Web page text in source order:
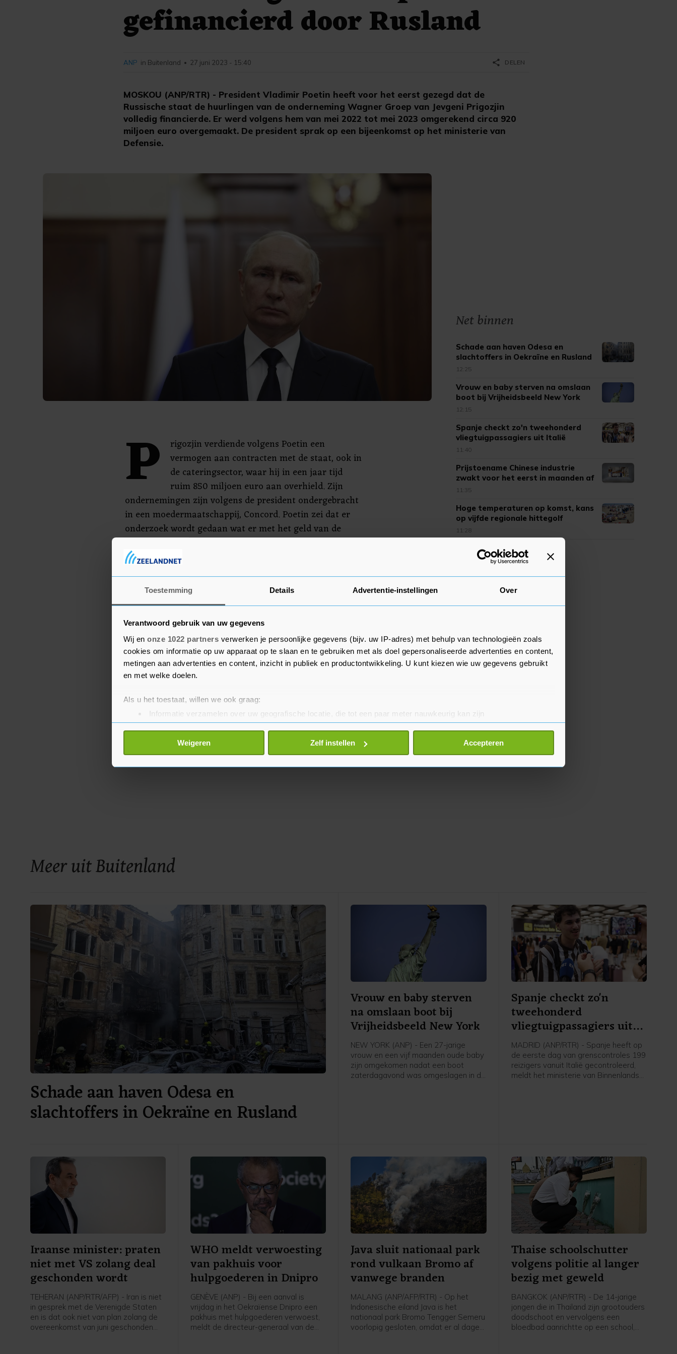
Toestemming Details Advertentie-instellingen Over
Verantwoord gebruik van uw gegevens
Wij en onze 1022 partners verwerken je persoonlijke gegevens (bijv. uw IP-adres) met behulp van technologieën zoals
cookies om informatie op uw apparaat op te slaan en te gebruiken met als doel gepersonaliseerde advertenties en content,
metingen aan advertenties en content, inzicht in publiek en productontwikkeling. U kunt kiezen wie uw gegevens gebruikt
en met welke doelen.
Als u het toestaat, willen we ook graag:
Informatie verzamelen over uw geografische locatie, die tot een paar meter nauwkeurig kan zijn
Uw apparaat identificeren door het actief te scannen op specifieke eigenschappen (fingerprinting)
Lees meer over hoe uw persoonlijke gegevens worden verwerkt en stel uw voorkeuren in het
detailgedeelte
toestemming op elk moment wijzigen of intrekken in de Cookieverklaring.
Weigeren Zelf instellen Accepteren
gefinancierd door Rusland
MOSKOU (ANP/RTR) - President Vladimir Poetin heeft voor het eerst gezegd dat de
Russische staat de huurlingen van de onderneming Wagner Groep van Jevgeni Prigozjin
volledig financierde. Er werd volgens hem van mei 2022 tot mei 2023 omgerekend circa 920
miljoen euro overgemaakt. De president sprak op een bijeenkomst op het ministerie van
Defensie.
ANP in Buitenland • 27 juni 2023 - 15:40 share DELEN
P
rigozjin verdiende volgens Poetin een
vermogen aan contracten met de staat, ook in
de cateringsector, waar hij in een jaar tijd
ruim 850 miljoen euro aan overhield. Zijn
ondernemingen zijn volgens de president ondergebracht
in een moedermaatschappij, Concord. Poetin zei dat er
onderzoek wordt gedaan wat er met het geld van de
staat bij Concord is uitgevoerd.
De Wagner Groep is volgens waarnemers ook gelieerd
aan andere bedrijven, zoals hotel-restaurants en
ondernemingen waarbij in vooral Afrika delfstoffen
worden gewonnen.
Meer uit Buitenland
Schade aan haven Odesa en
slachtoffers in Oekraïne en Rusland
Vrouw en baby sterven
na omslaan boot bij
Vrijheidsbeeld New York
NEW YORK (ANP) - Een 27-jarige
vrouw en een vijf maanden oude baby
zijn omgekomen nadat een boot
zaterdagavond was omgeslagen in de
Spanje checkt zo'n
tweehonderd
vliegtuigpassagiers uit
Italië
MADRID (ANP/RTR) - Spanje heeft op
de eerste dag van grenscontroles 199
reizigers vanuit Italië gecontroleerd,
meldt het ministerie van Binnenlandse
Iraanse minister: praten
niet met VS zolang deal
geschonden wordt
TEHERAN (ANP/RTR/AFP) - Iran is niet
in gesprek met de Verenigde Staten
en is dat ook niet van plan zolang de
overeenkomst van juni geschonden
WHO meldt verwoesting
van pakhuis voor
hulpgoederen in Dnipro
GENÈVE (ANP) - Bij een aanval is
vrijdag in het Oekraïense Dnipro een
pakhuis met hulpgoederen verwoest,
meldt de directeur-generaal van de
Java sluit nationaal park
rond vulkaan Bromo af
vanwege branden
MALANG (ANP/AFP/RTR) - Op het
Indonesische eiland Java is het
nationaal park Bromo Tengger Semeru
voorlopig gesloten, omdat er al dagen
Thaise schoolschutter
volgens politie al langer
bezig met geweld
BANGKOK (ANP/RTR) - De 14-jarige
jongen die in Thailand zijn grootouders
doodschoot en vervolgens een
bloedbad aanrichtte op een school,
Net binnen
Schade aan haven Odesa en
slachtoffers in Oekraïne en Rusland
12:25
Vrouw en baby sterven na omslaan
boot bij Vrijheidsbeeld New York
12:15
Spanje checkt zo'n tweehonderd
vliegtuigpassagiers uit Italië
11:40
Prijstoename Chinese industrie
zwakt voor het eerst in maanden af
11:35
Hoge temperaturen op komst, kans
op vijfde regionale hittegolf
11:28